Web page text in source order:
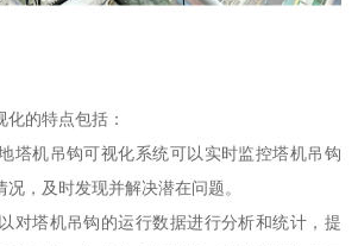
的特点包括：
塔机吊钩可视化系统可以实时监控塔机吊钩
，及时发现并解决潜在问题。
对塔机吊钩的运行数据进行分析和统计，提